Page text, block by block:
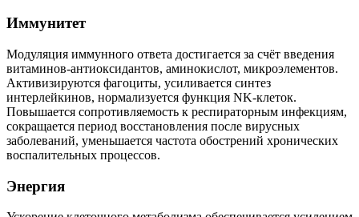
Иммунитет
Модуляция иммунного ответа достигается за счёт введения
витаминов-антиоксидантов, аминокислот, микроэлементов.
Активизируются фагоциты, усиливается синтез
интерлейкинов, нормализуется функция NK-клеток.
Повышается сопротивляемость к респираторным инфекциям,
сокращается период восстановления после вирусных
заболеваний, уменьшается частота обострений хронических
воспалительных процессов.
Энергия